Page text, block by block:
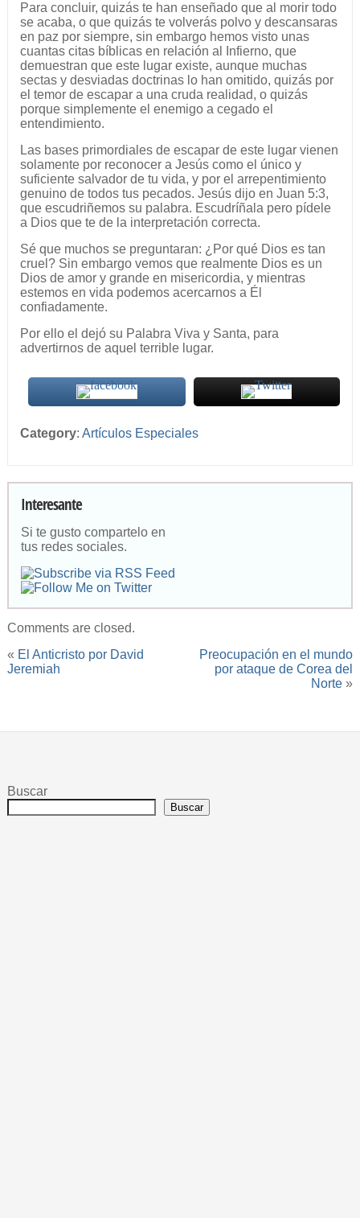
Para concluir, quizás te han enseñado que al morir todo
se acaba, o que quizás te volverás polvo y descansaras
en paz por siempre, sin embargo hemos visto unas
cuantas citas bíblicas en relación al Infierno, que
demuestran que este lugar existe, aunque muchas
sectas y desviadas doctrinas lo han omitido, quizás por
el temor de escapar a una cruda realidad, o quizás
porque simplemente el enemigo a cegado el
entendimiento.
Las bases primordiales de escapar de este lugar vienen
solamente por reconocer a Jesús como el único y
suficiente salvador de tu vida, y por el arrepentimiento
genuino de todos tus pecados. Jesús dijo en Juan 5:3,
que escudriñemos su palabra. Escudríñala pero pídele
a Dios que te de la interpretación correcta.
Sé que muchos se preguntaran: ¿Por qué Dios es tan
cruel? Sin embargo vemos que realmente Dios es un
Dios de amor y grande en misericordia, y mientras
estemos en vida podemos acercarnos a Él
confiadamente.
Por ello el dejó su Palabra Viva y Santa, para
advertirnos de aquel terrible lugar.
Category: Artículos Especiales
Interesante
Si te gusto compartelo en
tus redes sociales.
Comments are closed.
« El Anticristo por David
Jeremiah
Preocupación en el mundo
por ataque de Corea del
Norte »
Buscar
Buscar